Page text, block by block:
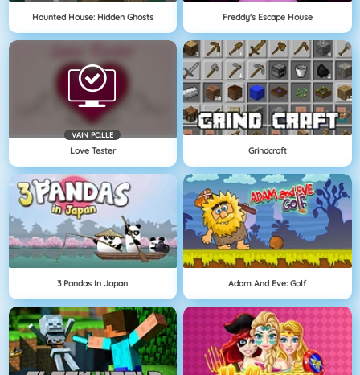
Haunted House: Hidden Ghosts Freddy's Escape House
VAIN PC:LLE
Love Tester Grindcraft
3 Pandas In Japan Adam And Eve: Golf